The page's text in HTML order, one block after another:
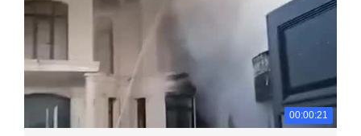
00:00:21